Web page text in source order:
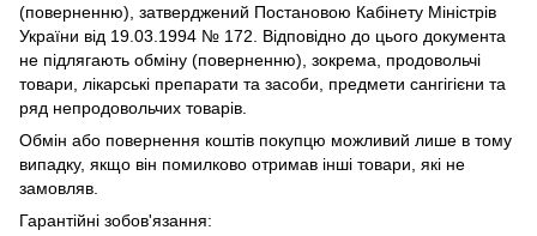
(поверненню), затверджений Постановою Кабінету Міністрів
України від 19.03.1994 № 172. Відповідно до цього документа
не підлягають обміну (поверненню), зокрема, продовольчі
товари, лікарські препарати та засоби, предмети сангігієни та
ряд непродовольчих товарів.
Обмін або повернення коштів покупцю можливий лише в тому
випадку, якщо він помилково отримав інші товари, які не
замовляв.
Гарантійні зобов'язання: